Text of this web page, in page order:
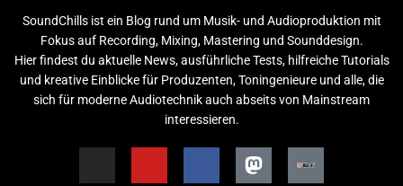
SoundChills ist ein Blog rund um Musik- und Audioproduktion mit
Fokus auf Recording, Mixing, Mastering und Sounddesign.
Hier findest du aktuelle News, ausführliche Tests, hilfreiche Tutorials
und kreative Einblicke für Produzenten, Toningenieure und alle, die
sich für moderne Audiotechnik auch abseits von Mainstream
interessieren.